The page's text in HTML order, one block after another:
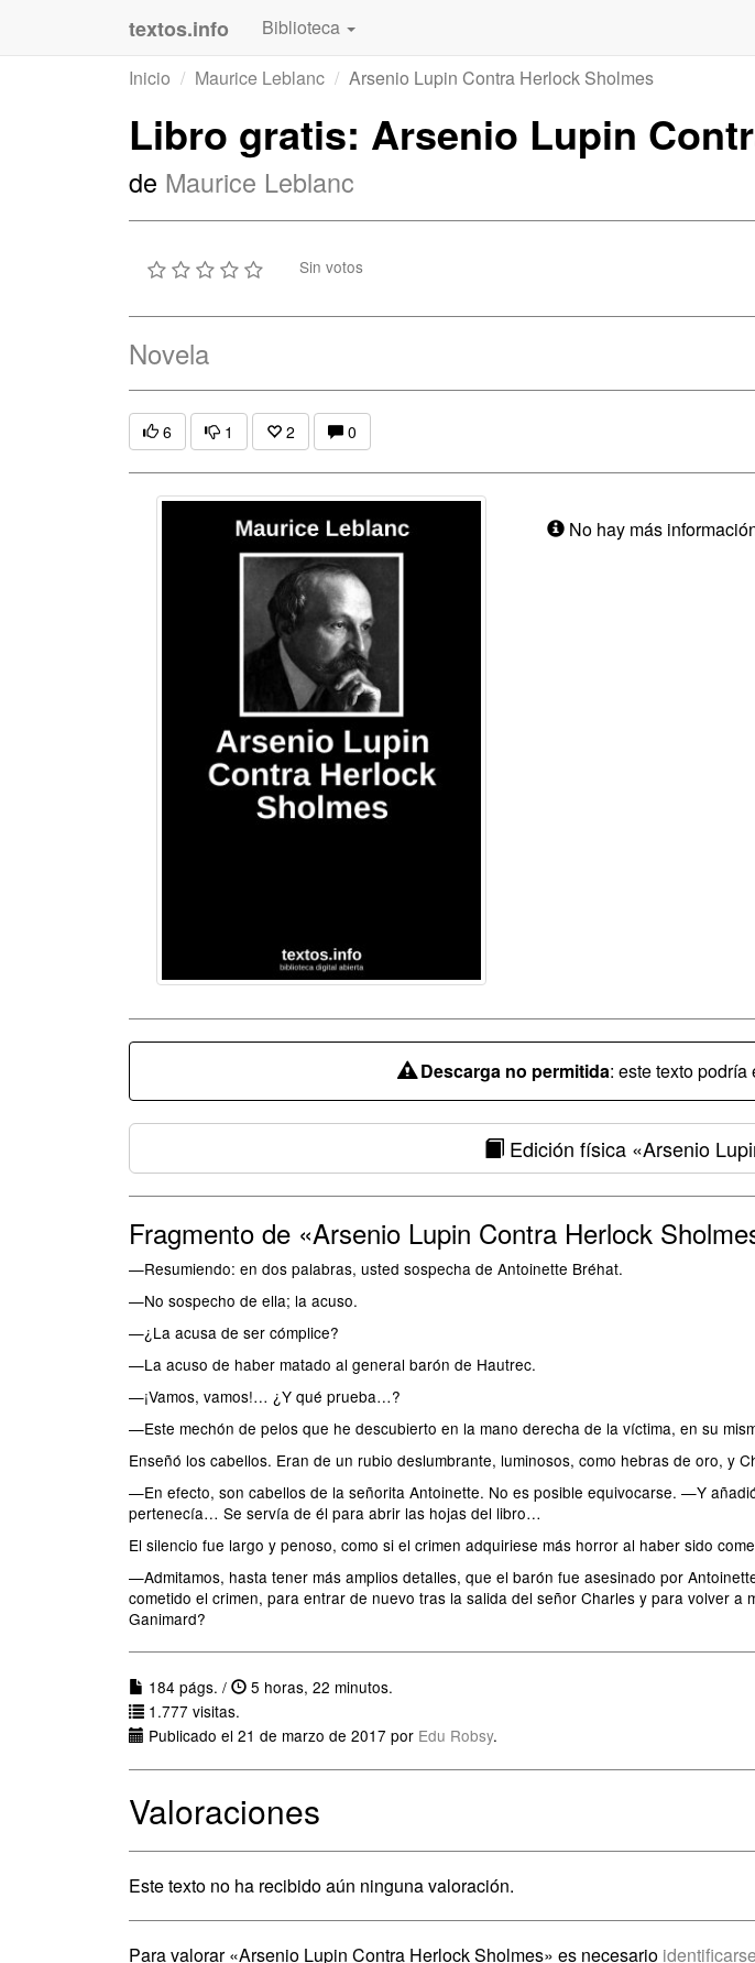
textos.info Biblioteca
Inicio
Maurice Leblanc Arsenio Lupin Contra Herlock Sholmes
Libro gratis: Arsenio Lupin
de Maurice Leblanc
Sin votos
Novela
6 1 2 0
No hay más
Descarga no permitida: este texto podría
Edición física «Arsenio
Fragmento de «Arsenio Lupin Contra Herlock
—Resumiendo: en dos palabras, usted sospecha de Antoinette Bréhat.
—No sospecho de ella; la acuso.
—¿La acusa de ser cómplice?
—La acuso de haber matado al general barón de Hautrec.
—¡Vamos, vamos!… ¿Y qué prueba…?
—Este mechón de pelos que he descubierto en la mano derecha de la víctima, en su
Enseñó los cabellos. Eran de un rubio deslumbrante, luminosos, como hebras de oro, y
—En efecto, son cabellos de la señorita Antoinette. No es posible equivocarse. —Y
pertenecía… Se servía de él para abrir las hojas del libro…
El silencio fue largo y penoso, como si el crimen adquiriese más horror al haber sido
—Admitamos, hasta tener más amplios detalles, que el barón fue asesinado por
cometido el crimen, para entrar de nuevo tras la salida del señor Charles y para volver
Ganimard?
184 págs. /
5 horas, 22 minutos.
1.777 visitas.
Publicado el 21 de marzo de 2017 por Edu Robsy.
Valoraciones
Este texto no ha recibido aún ninguna valoración.
Para valorar «Arsenio Lupin Contra Herlock Sholmes» es necesario identificarse